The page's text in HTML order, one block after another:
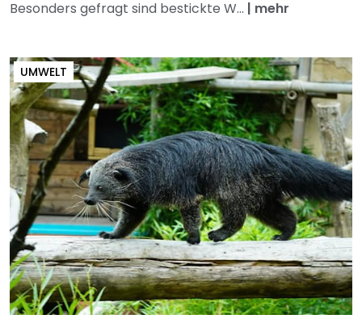
Besonders gefragt sind bestickte W... | mehr
UMWELT